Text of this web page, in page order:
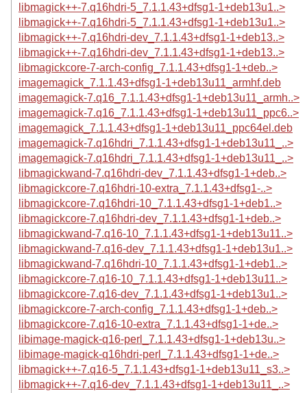
libmagick++-7.q16hdri-5_7.1.1.43+dfsg1-1+deb13u1..>
libmagick++-7.q16hdri-5_7.1.1.43+dfsg1-1+deb13u1..>
libmagick++-7.q16hdri-dev_7.1.1.43+dfsg1-1+deb13..>
libmagick++-7.q16hdri-dev_7.1.1.43+dfsg1-1+deb13..>
libmagickcore-7-arch-config_7.1.1.43+dfsg1-1+deb..>
imagemagick_7.1.1.43+dfsg1-1+deb13u11_armhf.deb
imagemagick-7.q16_7.1.1.43+dfsg1-1+deb13u11_armh..>
imagemagick-7.q16_7.1.1.43+dfsg1-1+deb13u11_ppc6..>
imagemagick_7.1.1.43+dfsg1-1+deb13u11_ppc64el.deb
imagemagick-7.q16hdri_7.1.1.43+dfsg1-1+deb13u11_..>
imagemagick-7.q16hdri_7.1.1.43+dfsg1-1+deb13u11_..>
libmagickwand-7.q16hdri-dev_7.1.1.43+dfsg1-1+deb..>
libmagickcore-7.q16hdri-10-extra_7.1.1.43+dfsg1-..>
libmagickcore-7.q16hdri-10_7.1.1.43+dfsg1-1+deb1..>
libmagickcore-7.q16hdri-dev_7.1.1.43+dfsg1-1+deb..>
libmagickwand-7.q16-10_7.1.1.43+dfsg1-1+deb13u11..>
libmagickwand-7.q16-dev_7.1.1.43+dfsg1-1+deb13u1..>
libmagickwand-7.q16hdri-10_7.1.1.43+dfsg1-1+deb1..>
libmagickcore-7.q16-10_7.1.1.43+dfsg1-1+deb13u11..>
libmagickcore-7.q16-dev_7.1.1.43+dfsg1-1+deb13u1..>
libmagickcore-7-arch-config_7.1.1.43+dfsg1-1+deb..>
libmagickcore-7.q16-10-extra_7.1.1.43+dfsg1-1+de..>
libimage-magick-q16-perl_7.1.1.43+dfsg1-1+deb13u..>
libimage-magick-q16hdri-perl_7.1.1.43+dfsg1-1+de..>
libmagick++-7.q16-5_7.1.1.43+dfsg1-1+deb13u11_s3..>
libmagick++-7.q16-dev_7.1.1.43+dfsg1-1+deb13u11_..>